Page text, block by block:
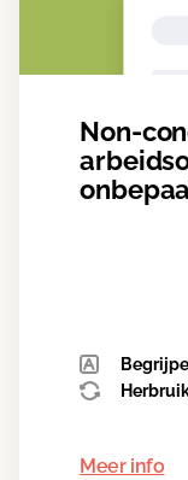
Non-
Meer info